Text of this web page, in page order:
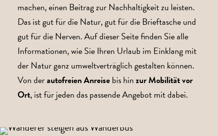
machen, einen Beitrag zur Nachhaltigkeit zu leisten.
Das ist gut für die Natur, gut für die Brieftasche und
gut für die Nerven. Auf dieser Seite finden Sie alle
Informationen, wie Sie Ihren Urlaub im Einklang mit
der Natur ganz umweltverträglich gestalten können.
Von derautofreien Anreisebis hinzur Mobilität vor
Ort, ist für jeden das passende Angebot mit dabei.